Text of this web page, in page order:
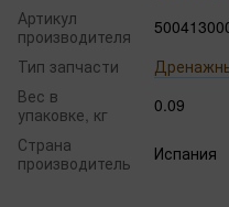
Артикул
производителя
Тип запчасти
Вес в
упаковке, кг
0.09
Страна
производитель
Испания